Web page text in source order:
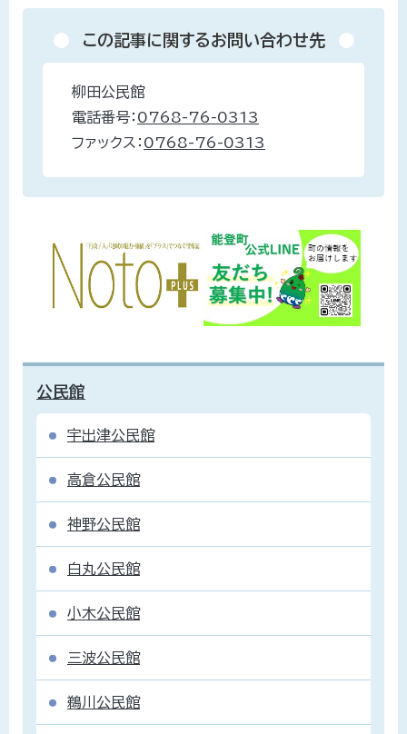
この記事に関するお問い合わせ先
柳田公民館
電話番号： 0768-76-0313
ファックス： 0768-76-0313
公民館
宇出津公民館
高倉公民館
神野公民館
白丸公民館
小木公民館
三波公民館
鵜川公民館